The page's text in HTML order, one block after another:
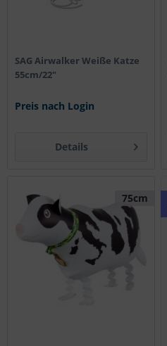
SAG Airwalker Weiße Katze
55cm/22"
Preis nach Login
Details
75cm